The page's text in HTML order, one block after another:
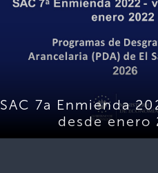
SAC 7a Enmienda
desde enero